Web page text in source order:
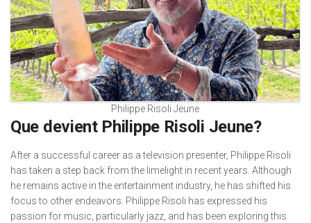
Philippe Risoli Jeune
Que devient Philippe Risoli Jeune?
After a successful career as a television presenter, Philippe Risoli
has taken a step back from the limelight in recent years. Although
he remains active in the entertainment industry, he has shifted his
focus to other endeavors. Philippe Risoli has expressed his
passion for music, particularly jazz, and has been exploring this